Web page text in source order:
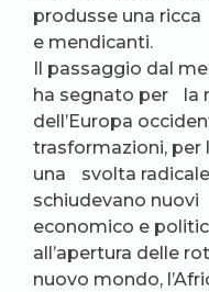
produsse una
e mendicanti.
Il passaggio dal
ha segnato per la
dell’Europa
trasformazioni, per
una svolta
schiudevano
economico e
all’apertura delle
nuovo mondo,